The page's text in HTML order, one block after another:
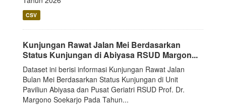
CSV
Kunjungan Rawat Jalan Mei Berdasarkan
Status Kunjungan di Abiyasa RSUD Margon...
Dataset ini berisi informasi Kunjungan Rawat Jalan
Bulan Mei Berdasarkan Status Kunjungan di Unit
Paviliun Abiyasa dan Pusat Geriatri RSUD Prof. Dr.
Margono Soekarjo Pada Tahun...